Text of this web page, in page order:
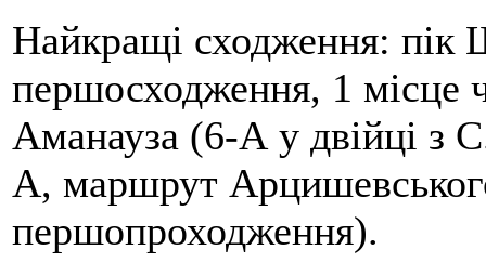
Найкращі сходження: пік
першосходження, 1 місце
Аманауза (6-А у двійці з
А, маршрут
першопроходження).